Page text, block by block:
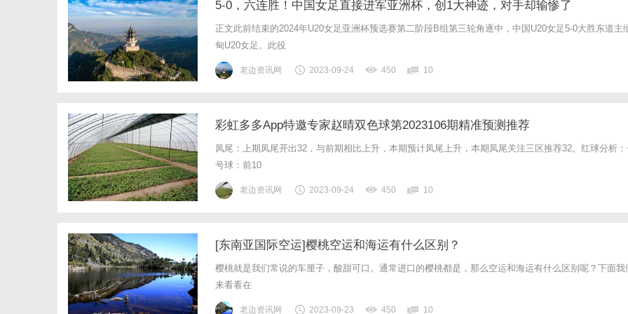
5-0，六连胜！中国女足直接进军亚洲杯，创1大神迹，对手却输惨了
正文此前结束的2024年U20女足亚洲杯预选赛第二阶段B组第三轮角逐中，中国U20女足5-0大胜东道主
甸U20女足。此役
老边资讯网 2023-09-24 450 10
彩虹多多App特邀专家赵晴双色球第2023106期精准预测推荐
凤尾：上期凤尾开出32，与前期相比上升，本期预计凤尾上升，本期凤尾关注三区推荐32。红球分析：
号球：前10
老边资讯网 2023-09-24 450 10
[东南亚国际空运]樱桃空运和海运有什么区别？
樱桃就是我们常说的车厘子，酸甜可口。通常进口的樱桃都是，那么空运和海运有什么区别呢？下面我
来看看在
老边资讯网 2023-09-23 450 10